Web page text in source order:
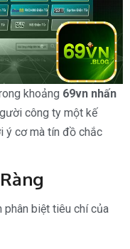
khoảng 69vn nhấn
công ty một kế
ý cơ mà tín đồ chắc
phân biệt tiêu chí của